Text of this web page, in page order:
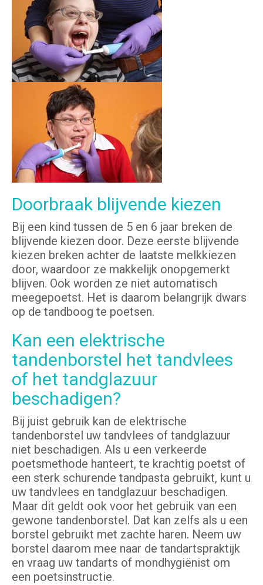
Doorbraak blijvende kiezen
Bij een kind tussen de 5 en 6 jaar breken de
blijvende kiezen door. Deze eerste blijvende
kiezen breken achter de laatste melkkiezen
door, waardoor ze makkelijk onopgemerkt
blijven. Ook worden ze niet automatisch
meegepoetst. Het is daarom belangrijk dwars
op de tandboog te poetsen.
Kan een elektrische
tandenborstel het tandvlees
of het tandglazuur
beschadigen?
Bij juist gebruik kan de elektrische
tandenborstel uw tandvlees of tandglazuur
niet beschadigen. Als u een verkeerde
poetsmethode hanteert, te krachtig poetst of
een sterk schurende tandpasta gebruikt, kunt u
uw tandvlees en tandglazuur beschadigen.
Maar dit geldt ook voor het gebruik van een
gewone tandenborstel. Dat kan zelfs als u een
borstel gebruikt met zachte haren. Neem uw
borstel daarom mee naar de tandartspraktijk
en vraag uw tandarts of mondhygiënist om
een poetsinstructie.